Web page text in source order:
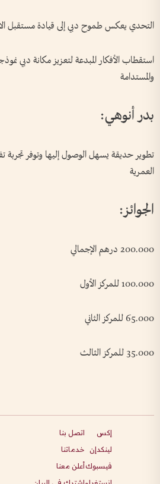
التحدي يعكس طموح دبي إلى قيادة مستقبل
استقطاب الأفكار المبدعة لتعزيز مكانة دبي
والمستدامة
بدر أنوهي:
تطوير حديقة يسهل الوصول إليها وتوفر تجربة
العمرية
الجوائز:
200.000 درهم الإجمالي
100.000 للمركز الأول
65.000 للمركز الثاني
35.000 للمركز الثالث
إكس
لينكدإن
فيسبوك
اتصل بنا
خدماتنا
أعلن معنا